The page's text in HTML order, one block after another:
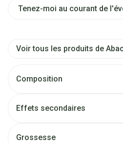
Tenez-moi au courant de
Voir tous les produits de
Composition
Effets secondaires
Grossesse